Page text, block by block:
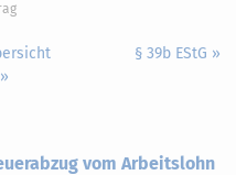
§ 39b EStG »
vom Arbeitslohn